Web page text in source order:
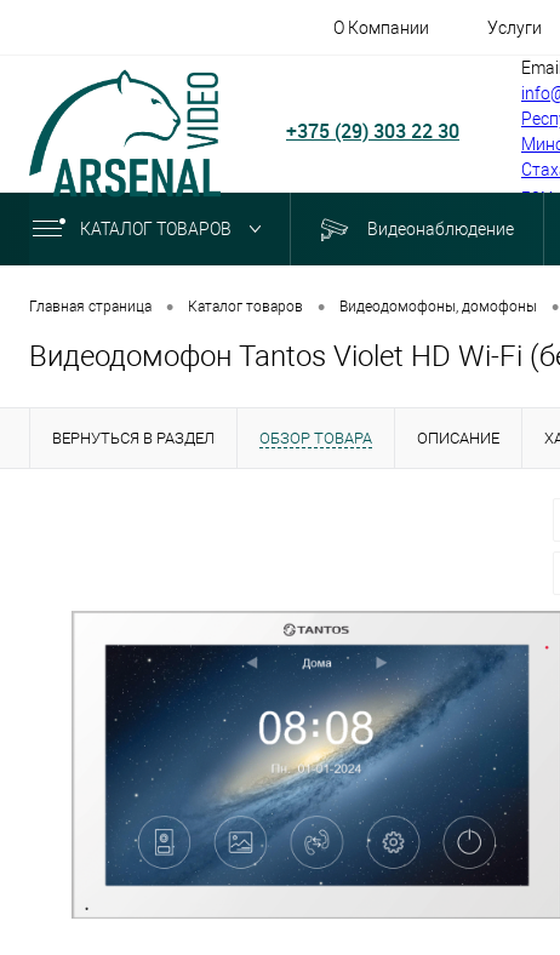
О Компании Услуги
+375 (29) 303 22 30
пом.
КАТАЛОГ ТОВАРОВ Видеонаблюдение
Главная страница • Каталог товаров • Видеодомофоны, домофоны •
Видеодомофон Tantos Violet HD Wi-Fi
ВЕРНУТЬСЯ В РАЗДЕЛ ОБЗОР ТОВАРА ОПИСАНИЕ